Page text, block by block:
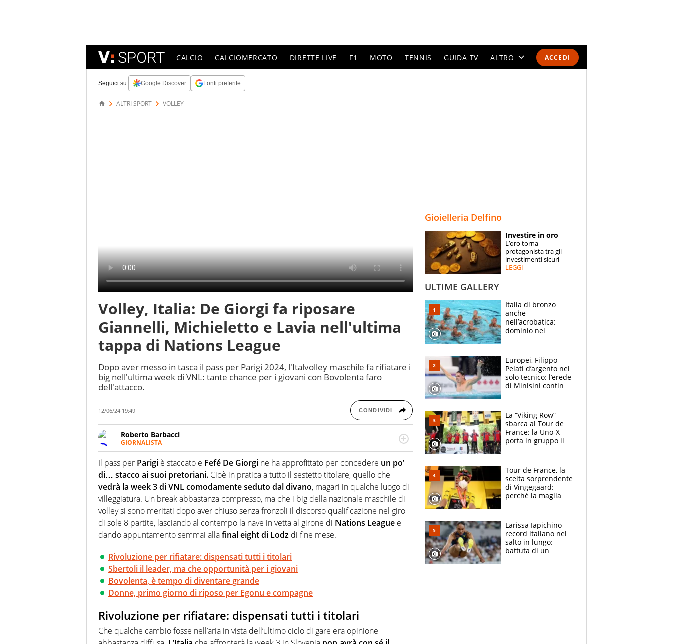
ACCEDI
CALCIO CALCIOMERCATO DIRETTE LIVE F1 MOTO TENNIS GUIDA TV ALTRO
SPECIALI
ESPERTI
Seguici su: Google Discover Fonti preferite
ALTRI SPORT VOLLEY
Volley, Italia: De Giorgi fa riposare
Giannelli, Michieletto e Lavia nell'ultima
tappa di Nations League
Dopo aver messo in tasca il pass per Parigi 2024, l'Italvolley maschile fa rifiatare i
big nell'ultima week di VNL: tante chance per i giovani con Bovolenta faro
dell'attacco.
12/06/24 19:49 CONDIVIDI
Roberto Barbacci
GIORNALISTA
Giornalista (pubblicista) sportivo a tutto campo, è il tuttologo di Virgilio Sport. Provate a
chiedergli di boxe, di scherma, di volley o di curling: ve ne farà innamorare
Il pass per Parigi è staccato e Fefé De Giorgi ne ha approfittato per concedere un po’
di… stacco ai suoi pretoriani. Cioè in pratica a tutto il sestetto titolare, quello che
vedrà la week 3 di VNL comodamente seduto dal divano, magari in qualche luogo di
villeggiatura. Un break abbastanza compresso, ma che i big della nazionale maschile di
volley si sono meritati dopo aver chiuso senza fronzoli il discorso qualificazione nel giro
di sole 8 partite, lasciando al contempo la nave in vetta al girone di Nations League e
dando appuntamento semmai allafinal eight di Lodz di fine mese.
Rivoluzione per rifiatare: dispensati tutti i titolari
Sbertoli il leader, ma che opportunità per i giovani
Bovolenta, è tempo di diventare grande
Donne, primo giorno di riposo per Egonu e compagne
Rivoluzione per rifiatare: dispensati tutti i titolari
Che qualche cambio fosse nell’aria in vista dell’ultimo ciclo di gare era opinione
Gioielleria Delfino
Investire in oro
L’oro torna
protagonista tra gli
investimenti sicuri
LEGGI
ULTIME GALLERY
Italia di bronzo
anche
nell’acrobatica:
dominio nel
e compagni
continuare
Europei, Filippo
Pelati d’argento nel
solo tecnico: l’erede
di Minisini continua
mirino
La “Viking Row”
sbarca al Tour de
France: la Uno-X
porta in gruppo il
compagni
Tour de France, la
scelta sorprendente
di Vingegaard:
perché la maglia
rischio da evitare
Larissa Iapichino
record italiano nel
salto in lungo:
battuta di un